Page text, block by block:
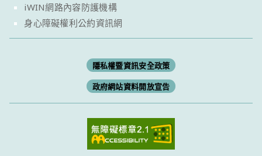
iWIN網路內容防護機構
身心障礙權利公約資訊網
隱私權暨資訊安全政策
政府網站資料開放宣告